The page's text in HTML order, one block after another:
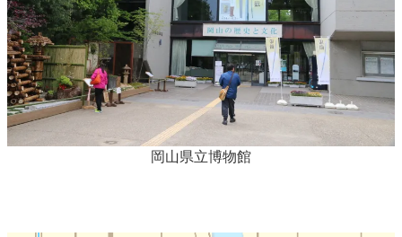
岡山県立博物館